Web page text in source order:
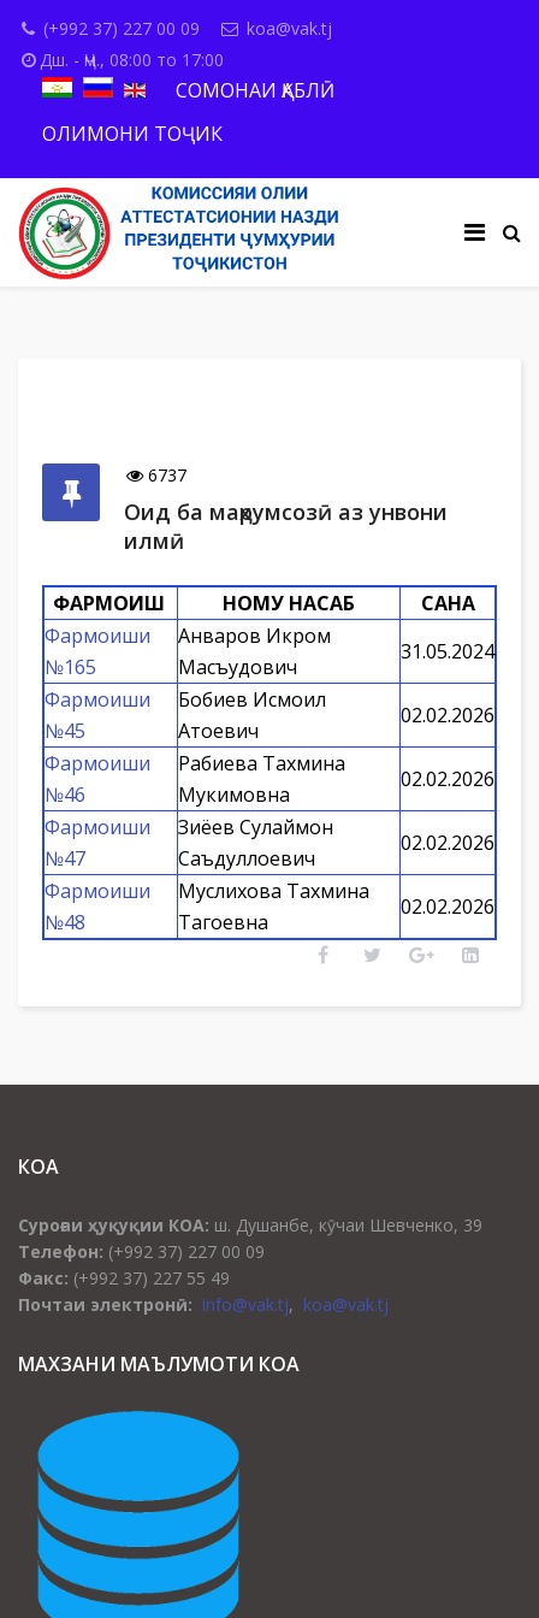
(+992 37) 227 00 09
koa@vak.tj
Дш. - Ҷм., 08:00 то 17:00
СОМОНАИ ҚАБЛӢ
ОЛИМОНИ ТОҶИК
6737
Оид ба маҳрумсозӣ аз унвони
илмӣ
ФАРМОИШ НОМУ НАСАБ
САНА
Фармоиши
№165
Анваров Икром
Масъудович
31.05.2024
Фармоиши
№45
Бобиев Исмоил
Атоевич
02.02.2026
Фармоиши
№46
Рабиева Тахмина
Мукимовна
02.02.2026
Фармоиши
№47
Зиёев Сулаймон
Саъдуллоевич
02.02.2026
Фармоиши
№48
Муслихова Тахмина
Тагоевна
02.02.2026
КОА
Суроғаи ҳуқуқии КОА: ш. Душанбе, кӯчаи Шевченко, 39
Телефон: (+992 37) 227 00 09
Факс: (+992 37) 227 55 49
Почтаи электронӣ: info@vak.tj, koa@vak.tj
МАХЗАНИ МАЪЛУМОТИ КОА